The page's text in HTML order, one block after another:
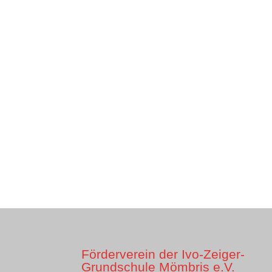
Förderverein der Ivo-Zeiger-
Grundschule Mömbris e.V.